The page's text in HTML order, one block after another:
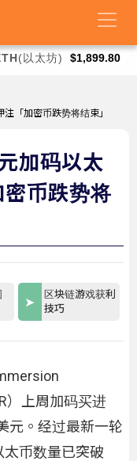
(以太坊) $1,899.80
「加密币跌势将结束」
加码以太
密币跌势将
区块链游戏获利
技巧
）上周加码买进
元。经过最新一轮
币数量已突破